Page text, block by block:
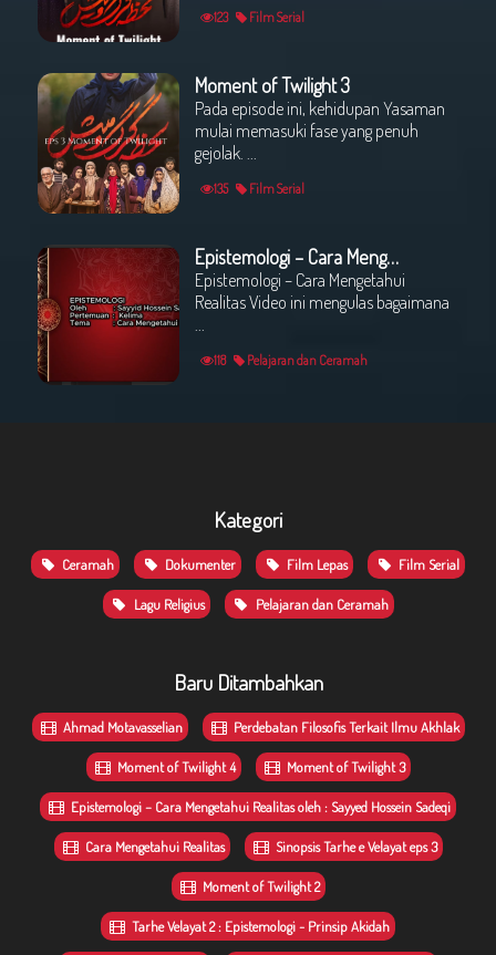
123 Film Serial
Moment of Twilight 3
Pada episode ini, kehidupan Yasaman
mulai memasuki fase yang penuh
gejolak. ...
135 Film Serial
Epistemologi – Cara Mengetahui Realitas oleh : Sayyed Hossein Sadeqi
Epistemologi – Cara Mengetahui
Realitas Video ini mengulas bagaimana
118 Pelajaran dan Ceramah
Kategori
Ceramah Dokumenter Film Lepas Film Serial
Lagu Religius Pelajaran dan Ceramah
Baru Ditambahkan
Ahmad Motavasselian Perdebatan Filosofis Terkait Ilmu Akhlak
Moment of Twilight 4 Moment of Twilight 3
Epistemologi – Cara Mengetahui Realitas oleh : Sayyed Hossein Sadeqi
Cara Mengetahui Realitas Sinopsis Tarhe e Velayat eps 3
Moment of Twilight 2
Tarhe Velayat 2 : Epistemologi - Prinsip Akidah